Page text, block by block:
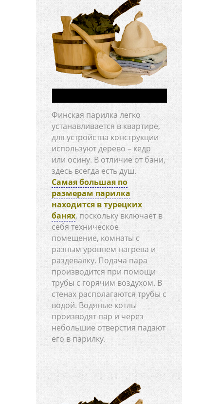
Финская парилка легко
устанавливается в квартире,
для устройства конструкции
используют дерево – кедр
или осину. В отличие от бани,
здесь всегда есть душ.
Самая большая по
размерам парилка
находится в турецких
банях, поскольку включает в
себя техническое
помещение, комнаты с
разным уровнем нагрева и
раздевалку. Подача пара
производится при помощи
трубы с горячим воздухом. В
стенах располагаются трубы с
водой. Водяные котлы
производят пар и через
небольшие отверстия падают
его в парилку.